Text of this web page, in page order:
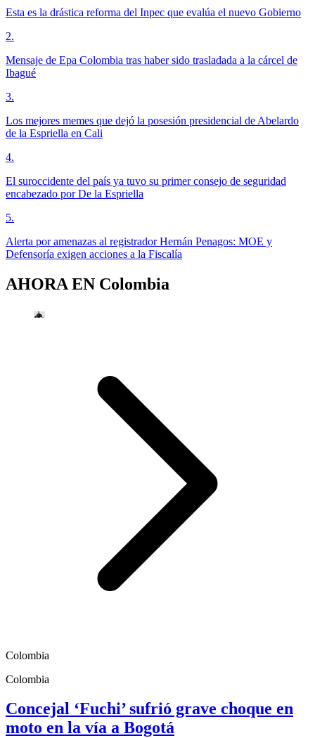
Esta es la drástica reforma del Inpec que evalúa el nuevo Gobierno
2.
Mensaje de Epa Colombia tras haber sido trasladada a la cárcel de
Ibagué
3.
Los mejores memes que dejó la posesión presidencial de Abelardo
de la Espriella en Cali
4.
El suroccidente del país ya tuvo su primer consejo de seguridad
encabezado por De la Espriella
5.
Alerta por amenazas al registrador Hernán Penagos: MOE y
Defensoría exigen acciones a la Fiscalía
AHORA EN Colombia
Colombia
Colombia
Concejal ‘Fuchi’ sufrió grave choque en
moto en la vía a Bogotá